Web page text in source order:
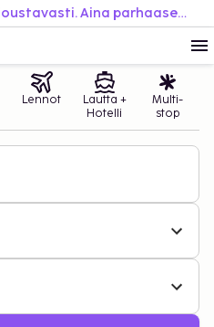
Varaa helposti. Matkusta joustavasti. Aina parhaaseen hintaan.
Lennot
Lautta +
Hotelli
Multi-
stop